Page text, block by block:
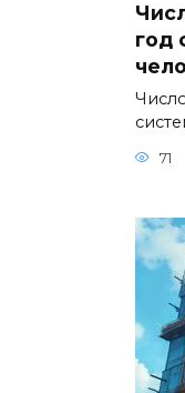
год
71